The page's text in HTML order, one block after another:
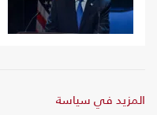
المزيد في سياسة